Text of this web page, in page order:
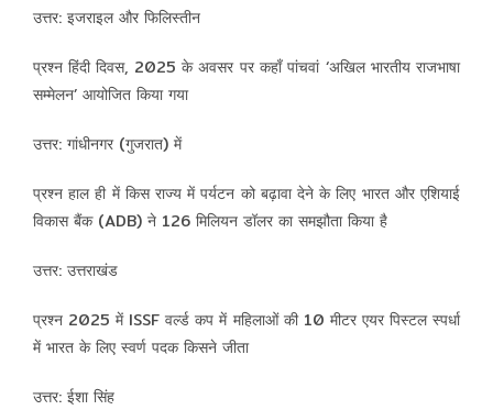
उत्तर: इजराइल और फिलिस्तीन
प्रश्न हिंदी दिवस, 2025 के अवसर पर कहाँ पांचवां ‘अखिल भारतीय राजभाषा
सम्मेलन’ आयोजित किया गया
उत्तर: गांधीनगर (गुजरात) में
प्रश्न हाल ही में किस राज्य में पर्यटन को बढ़ावा देने के लिए भारत और एशियाई
विकास बैंक (ADB) ने 126 मिलियन डॉलर का समझौता किया है
उत्तर: उत्तराखंड
प्रश्न 2025 में ISSF वर्ल्ड कप में महिलाओं की 10 मीटर एयर पिस्टल स्पर्धा
में भारत के लिए स्वर्ण पदक किसने जीता
उत्तर: ईशा सिंह